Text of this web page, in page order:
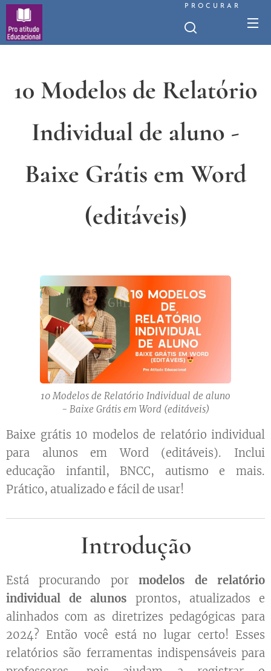
PROCURAR
10 Modelos de Relatório
Individual de aluno -
Baixe Grátis em Word
(editáveis)
10 Modelos de Relatório Individual de aluno
- Baixe Grátis em Word (editáveis)
Baixe grátis 10 modelos de relatório individual
para alunos em Word (editáveis). Inclui
educação infantil, BNCC, autismo e mais.
Prático, atualizado e fácil de usar!
Introdução
Está procurando pormodelos de relatório
individual de alunos prontos, atualizados e
alinhados com as diretrizes pedagógicas para
2024? Então você está no lugar certo! Esses
relatórios são ferramentas indispensáveis para